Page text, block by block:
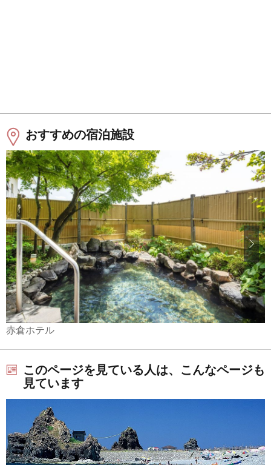
おすすめの宿泊施設
赤倉ホテル
このページを見ている人は、こんなページも
見ています